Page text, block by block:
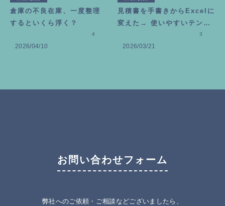
倉庫の不良在庫、一度整理
するといくら浮く？
2026/04/10
4
見積書を手書きからExcelに
変えた→ 使いやすいテンプ
2026/03/21
3
お問い合わせフォーム
弊社へのご依頼・ご相談などございましたら、